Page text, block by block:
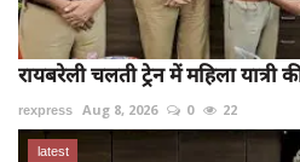
रायबरेली चलती ट्रेन में महिला यात्री
rexpress Aug 8, 2026 0 22
latest